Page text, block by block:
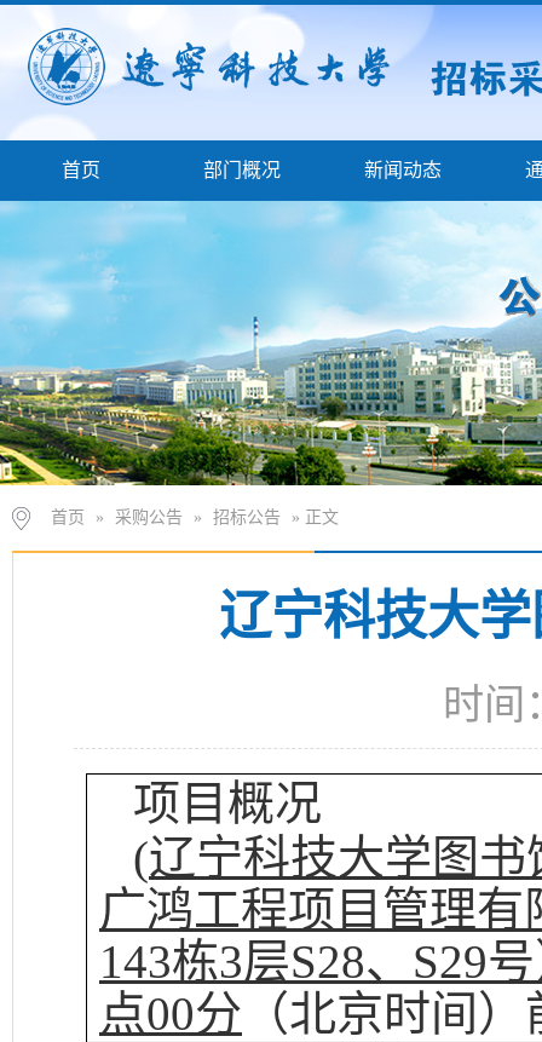
首页 部门概况 新闻动态
首页 » 采购公告 » 招标公告 » 正文
辽宁科技大
时
项目概况
(辽宁科技大学图
广鸿工程项目管理
143栋3层S28、 S29
点00分 （北京时间